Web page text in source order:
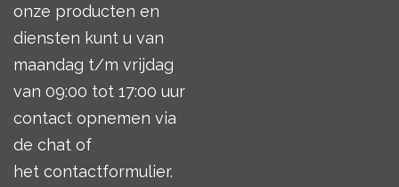
onze producten en
diensten kunt u van
maandag t/m vrijdag
van 09:00 tot 17:00 uur
contact opnemen via
de chat of
het contactformulier.